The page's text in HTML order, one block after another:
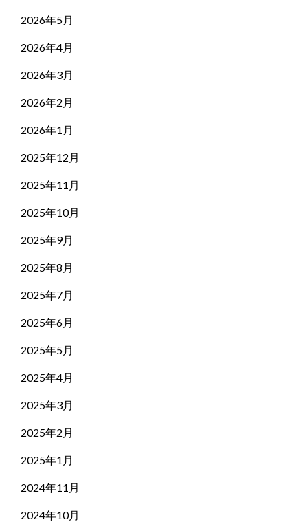
2026年5月
2026年4月
2026年3月
2026年2月
2026年1月
2025年12月
2025年11月
2025年10月
2025年9月
2025年8月
2025年7月
2025年6月
2025年5月
2025年4月
2025年3月
2025年2月
2025年1月
2024年11月
2024年10月